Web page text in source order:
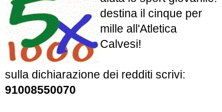
destina il cinque per
mille all'Atletica
Calvesi!
sulla dichiarazione dei redditi scrivi:
91008550070